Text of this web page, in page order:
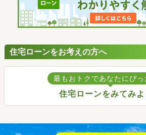
住宅ローンをお考えの方へ
最もおトクであなたにぴっ
住宅ローンをみてみよ